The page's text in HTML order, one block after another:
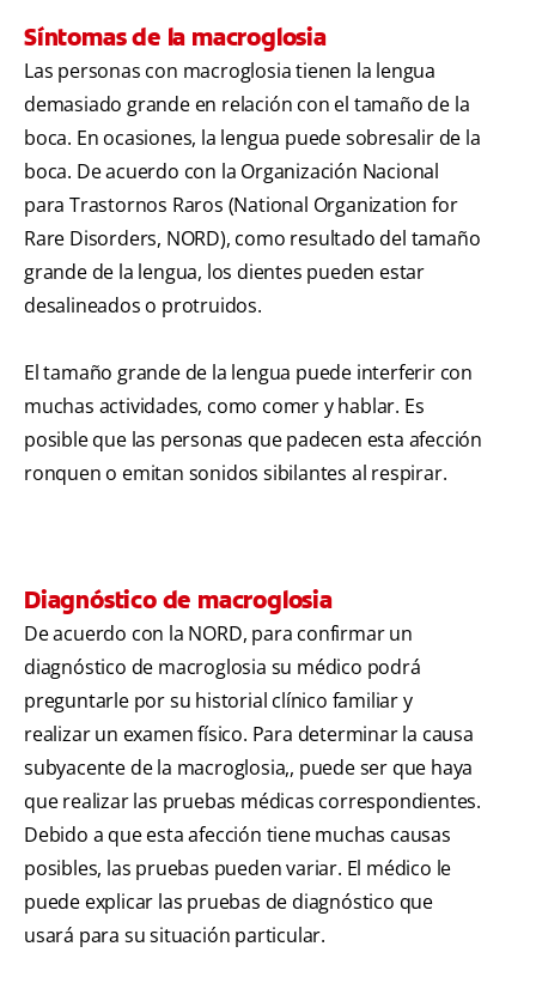
Síntomas de la macroglosia
Las personas con macroglosia tienen la lengua
demasiado grande en relación con el tamaño de la
boca. En ocasiones, la lengua puede sobresalir de la
boca. De acuerdo con la Organización Nacional
para Trastornos Raros (National Organization for
Rare Disorders, NORD), como resultado del tamaño
grande de la lengua, los dientes pueden estar
desalineados o protruidos.
El tamaño grande de la lengua puede interferir con
muchas actividades, como comer y hablar. Es
posible que las personas que padecen esta afección
ronquen o emitan sonidos sibilantes al respirar.
Diagnóstico de macroglosia
De acuerdo con la NORD, para confirmar un
diagnóstico de macroglosia su médico podrá
preguntarle por su historial clínico familiar y
realizar un examen físico. Para determinar la causa
subyacente de la macroglosia,, puede ser que haya
que realizar las pruebas médicas correspondientes.
Debido a que esta afección tiene muchas causas
posibles, las pruebas pueden variar. El médico le
puede explicar las pruebas de diagnóstico que
usará para su situación particular.